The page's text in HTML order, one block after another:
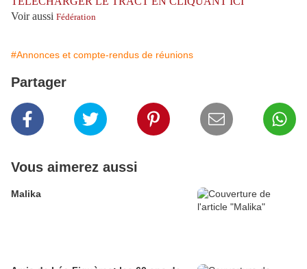
Voir aussi Fédération
#Annonces et compte-rendus de réunions
Partager
Vous aimerez aussi
Malika